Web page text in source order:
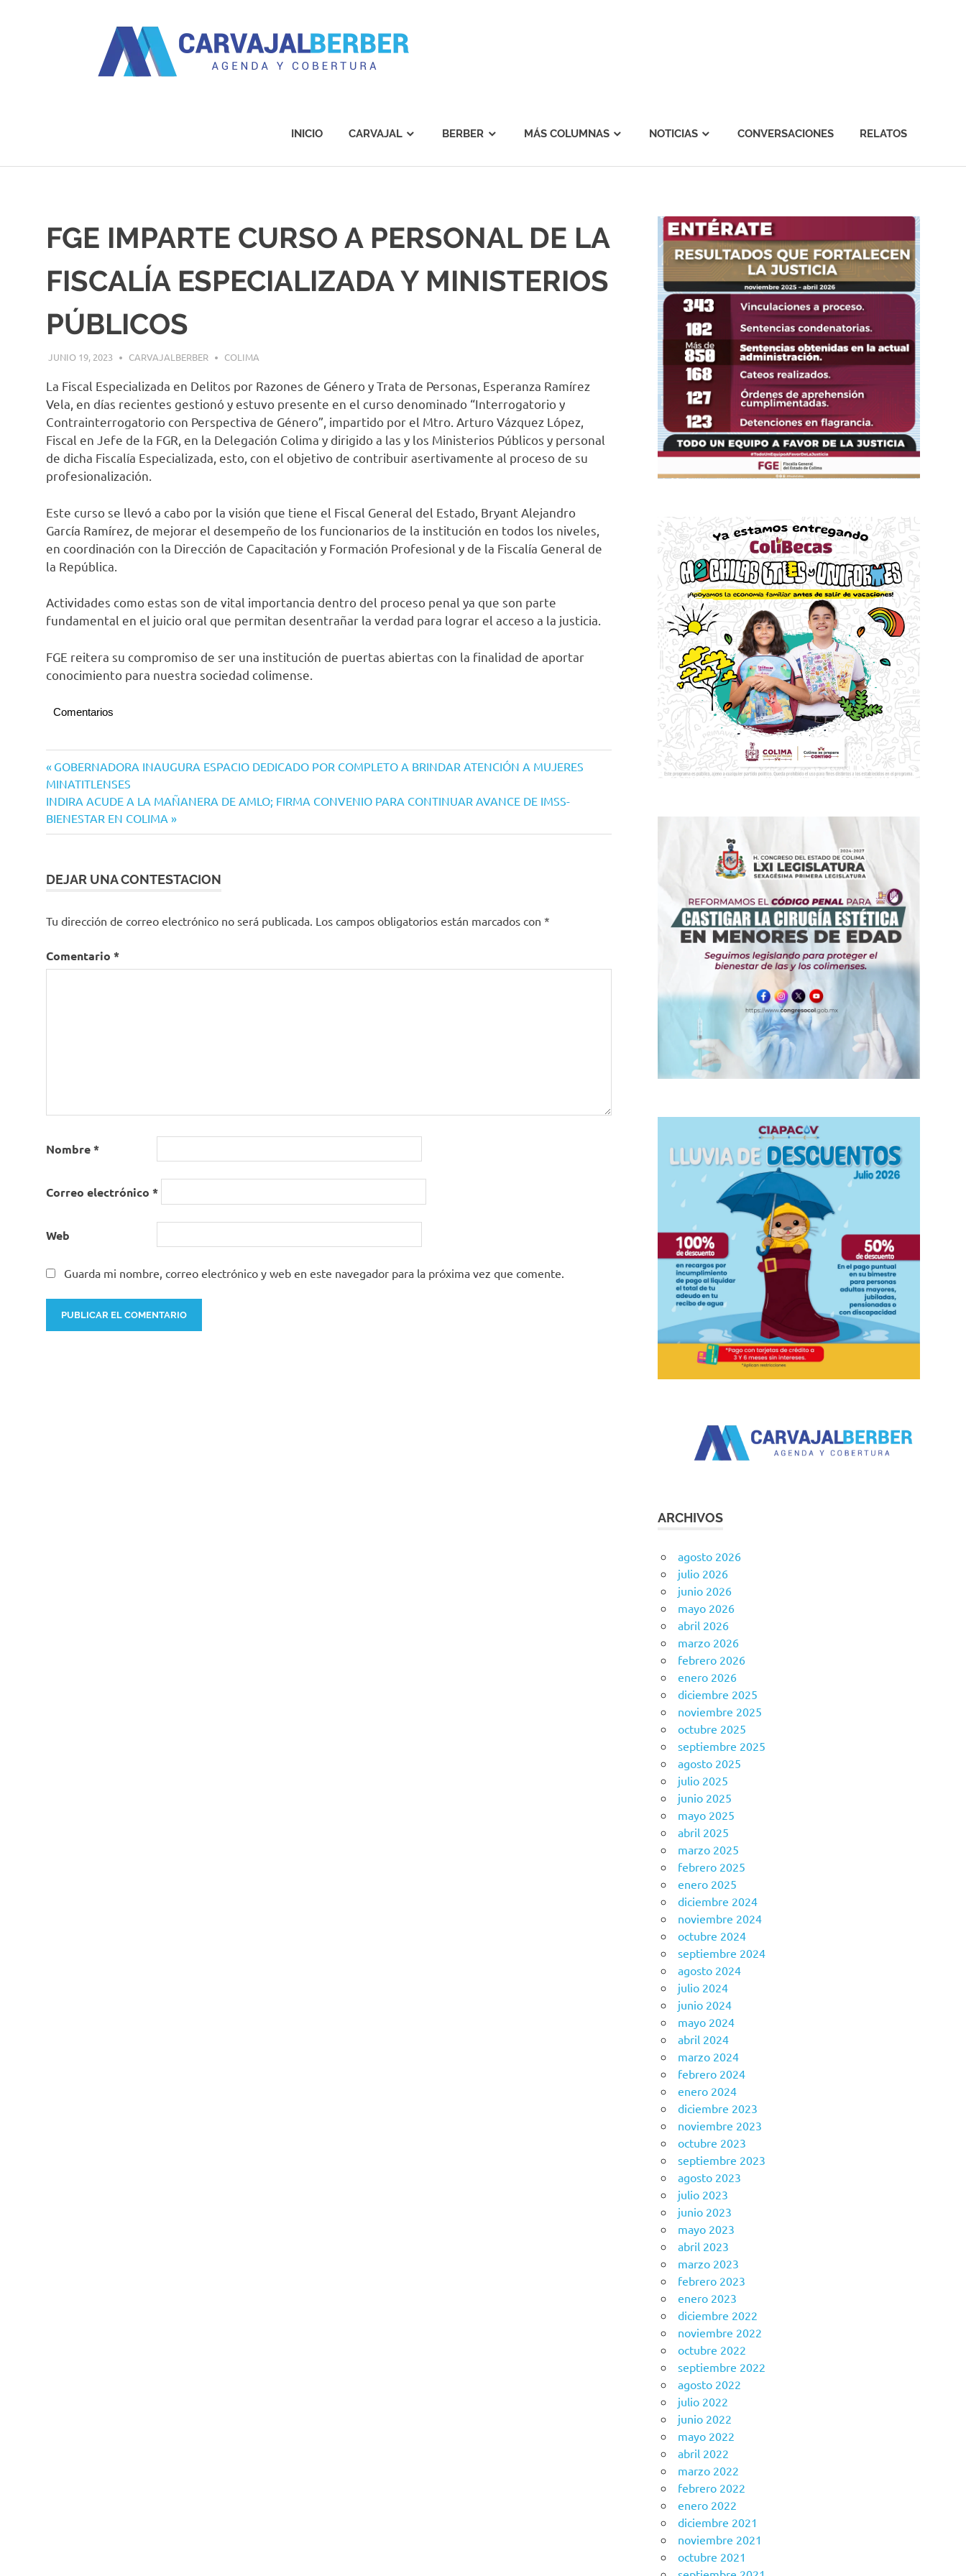
INICIO CARVAJAL BERBER MÁS COLUMNAS NOTICIAS CONVERSACIONES RELATOS
FGE IMPARTE CURSO A PERSONAL DE LA
FISCALÍA ESPECIALIZADA Y MINISTERIOS
PÚBLICOS
JUNIO 19, 2023 CARVAJALBERBER COLIMA
La Fiscal Especializada en Delitos por Razones de Género y Trata de Personas, Esperanza Ramírez
Vela, en días recientes gestionó y estuvo presente en el curso denominado “Interrogatorio y
Contrainterrogatorio con Perspectiva de Género”, impartido por el Mtro. Arturo Vázquez López,
Fiscal en Jefe de la FGR, en la Delegación Colima y dirigido a las y los Ministerios Públicos y personal
de dicha Fiscalía Especializada, esto, con el objetivo de contribuir asertivamente al proceso de su
profesionalización.
Este curso se llevó a cabo por la visión que tiene el Fiscal General del Estado, Bryant Alejandro
García Ramírez, de mejorar el desempeño de los funcionarios de la institución en todos los niveles,
en coordinación con la Dirección de Capacitación y Formación Profesional y de la Fiscalía General de
la República.
Actividades como estas son de vital importancia dentro del proceso penal ya que son parte
fundamental en el juicio oral que permitan desentrañar la verdad para lograr el acceso a la justicia.
FGE reitera su compromiso de ser una institución de puertas abiertas con la finalidad de aportar
conocimiento para nuestra sociedad colimense.
Comentarios
Navegación
de
entradas
Entrada
anterior:
GOBERNADORA INAUGURA ESPACIO DEDICADO POR COMPLETO A BRINDAR ATENCIÓN A MUJERES
MINATITLENSES
Siguiente
entrada:
INDIRA ACUDE A LA MAÑANERA DE AMLO; FIRMA CONVENIO PARA CONTINUAR AVANCE DE IMSS-
BIENESTAR EN COLIMA
DEJAR UNA CONTESTACION
Tu dirección de correo electrónico no será publicada. Los campos obligatorios están marcados con *
Comentario *
Nombre*
Correo electrónico *
Web
Guarda mi nombre, correo electrónico y web en este navegador para la próxima vez que comente.
ARCHIVOS
agosto 2026
julio 2026
junio 2026
mayo 2026
abril 2026
marzo 2026
febrero 2026
enero 2026
diciembre 2025
noviembre 2025
octubre 2025
septiembre 2025
agosto 2025
julio 2025
junio 2025
mayo 2025
abril 2025
marzo 2025
febrero 2025
enero 2025
diciembre 2024
noviembre 2024
octubre 2024
septiembre 2024
agosto 2024
julio 2024
junio 2024
mayo 2024
abril 2024
marzo 2024
febrero 2024
enero 2024
diciembre 2023
noviembre 2023
octubre 2023
septiembre 2023
agosto 2023
julio 2023
junio 2023
mayo 2023
abril 2023
marzo 2023
febrero 2023
enero 2023
diciembre 2022
noviembre 2022
octubre 2022
septiembre 2022
agosto 2022
julio 2022
junio 2022
mayo 2022
abril 2022
marzo 2022
febrero 2022
enero 2022
diciembre 2021
noviembre 2021
octubre 2021